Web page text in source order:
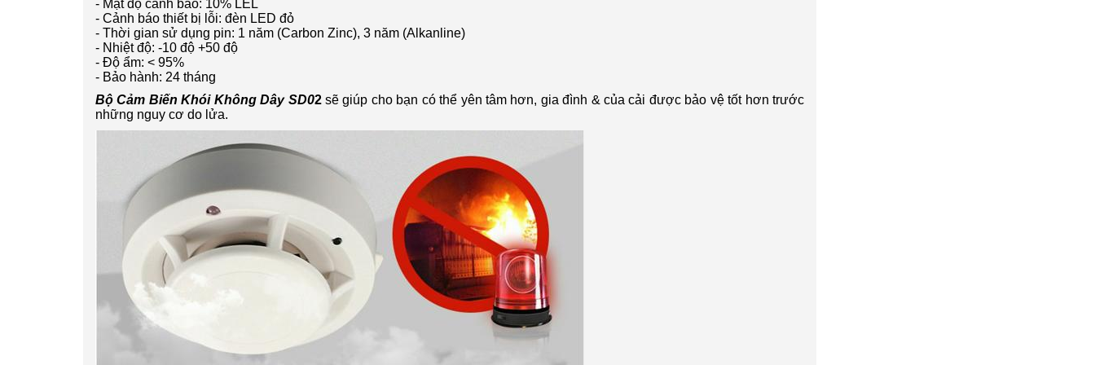
- Mật độ cảnh báo: 10% LEL
- Cảnh báo thiết bị lỗi: đèn LED đỏ
- Thời gian sử dụng pin: 1 năm (Carbon Zinc), 3 năm (Alkanline)
- Nhiệt độ: -10 độ +50 độ
- Độ ẩm: < 95%
- Bảo hành: 24 tháng
Bộ Cảm Biến Khói Không Dây SD02sẽ giúp cho bạn có thể yên tâm hơn, gia đình & của cải được bảo vệ tốt hơn trước
những nguy cơ do lửa.